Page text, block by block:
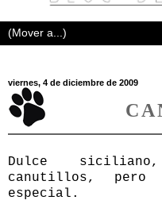
viernes, 4 de diciembre de 2009
Dulce
canutillos, pero
especial.